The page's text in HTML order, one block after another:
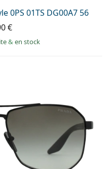
0PS 01TS DG00A7 56
€
& en stock